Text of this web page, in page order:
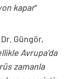
kapar”
Dr. Güngör,
Avrupa’da
zamanla